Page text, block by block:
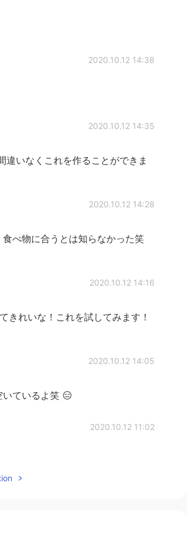
2020.10.12 14:38
2020.10.12 14:35
違いなくこれを作ることができま
2020.10.12 14:28
べ物に合うとは知らなかった笑
2020.10.12 14:16
きれいな！これを試してみます！
2020.10.12 14:05
ているよ笑 😑
2020.10.12 11:02